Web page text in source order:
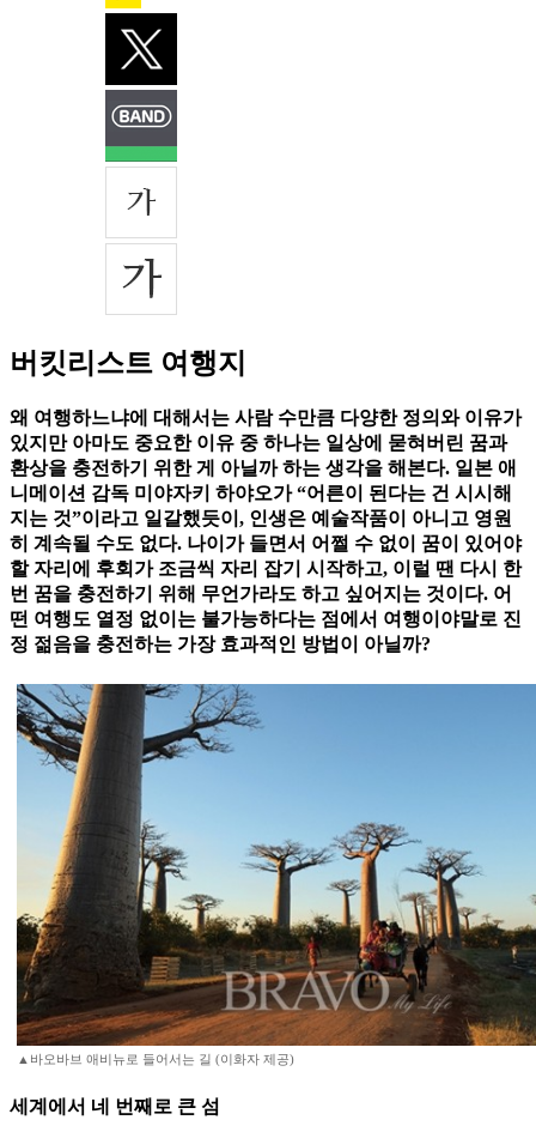
버킷리스트 여행지
왜 여행하느냐에 대해서는 사람 수만큼 다양한 정의와 이유가
있지만 아마도 중요한 이유 중 하나는 일상에 묻혀버린 꿈과
환상을 충전하기 위한 게 아닐까 하는 생각을 해본다. 일본 애
니메이션 감독 미야자키 하야오가 “어른이 된다는 건 시시해
지는 것”이라고 일갈했듯이, 인생은 예술작품이 아니고 영원
히 계속될 수도 없다. 나이가 들면서 어쩔 수 없이 꿈이 있어야
할 자리에 후회가 조금씩 자리 잡기 시작하고, 이럴 땐 다시 한
번 꿈을 충전하기 위해 무언가라도 하고 싶어지는 것이다. 어
떤 여행도 열정 없이는 불가능하다는 점에서 여행이야말로 진
정 젊음을 충전하는 가장 효과적인 방법이 아닐까?
▲바오바브 애비뉴로 들어서는 길 (이화자 제공)
세계에서 네 번째로 큰 섬